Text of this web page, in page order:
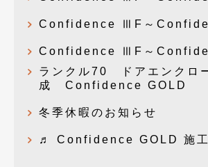
Confidence ⅢF～
Confidence ⅢF～
ランクル70 ドアエンクロ
成 Confidence GOLD
冬季休暇のお知らせ
♬ Confidence GOLD 施